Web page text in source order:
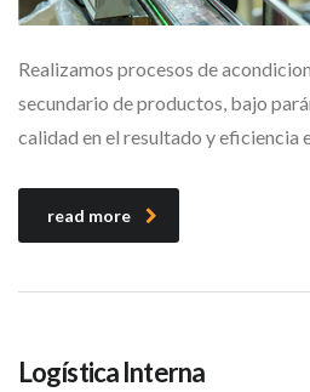
Realizamos procesos de
secundario de productos, bajo
calidad en el resultado y eficiencia
read more
Logística Interna